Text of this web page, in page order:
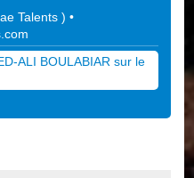
Talents)•
ALI BOULABIAR sur le